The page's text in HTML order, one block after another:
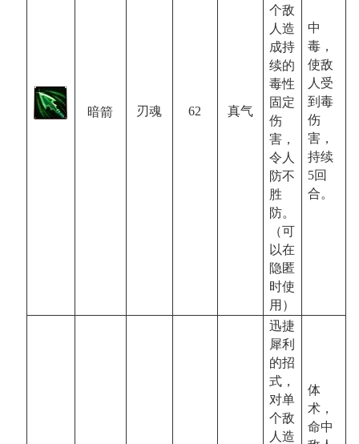
暗箭 刃魂 62 真气
个敌
人造
成持
续的
毒性
固定
伤
害，
令人
防不
胜
防。
（可
以在
隐匿
时使
用）
中
毒，
使敌
人受
到毒
伤
害，
持续
5回
合。
迅捷
犀利
的招
式，
对单
个敌
人造
体
术，
命中